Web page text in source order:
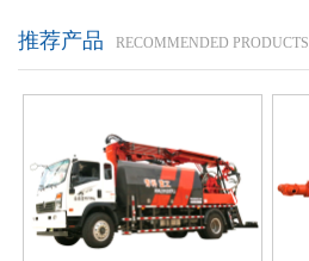
推荐产品 RECOMMENDED PRODUCTS